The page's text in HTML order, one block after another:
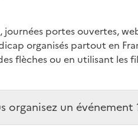
journées portes ouvertes,
organisés partout en
flèches ou en utilisant les
organisez un événement